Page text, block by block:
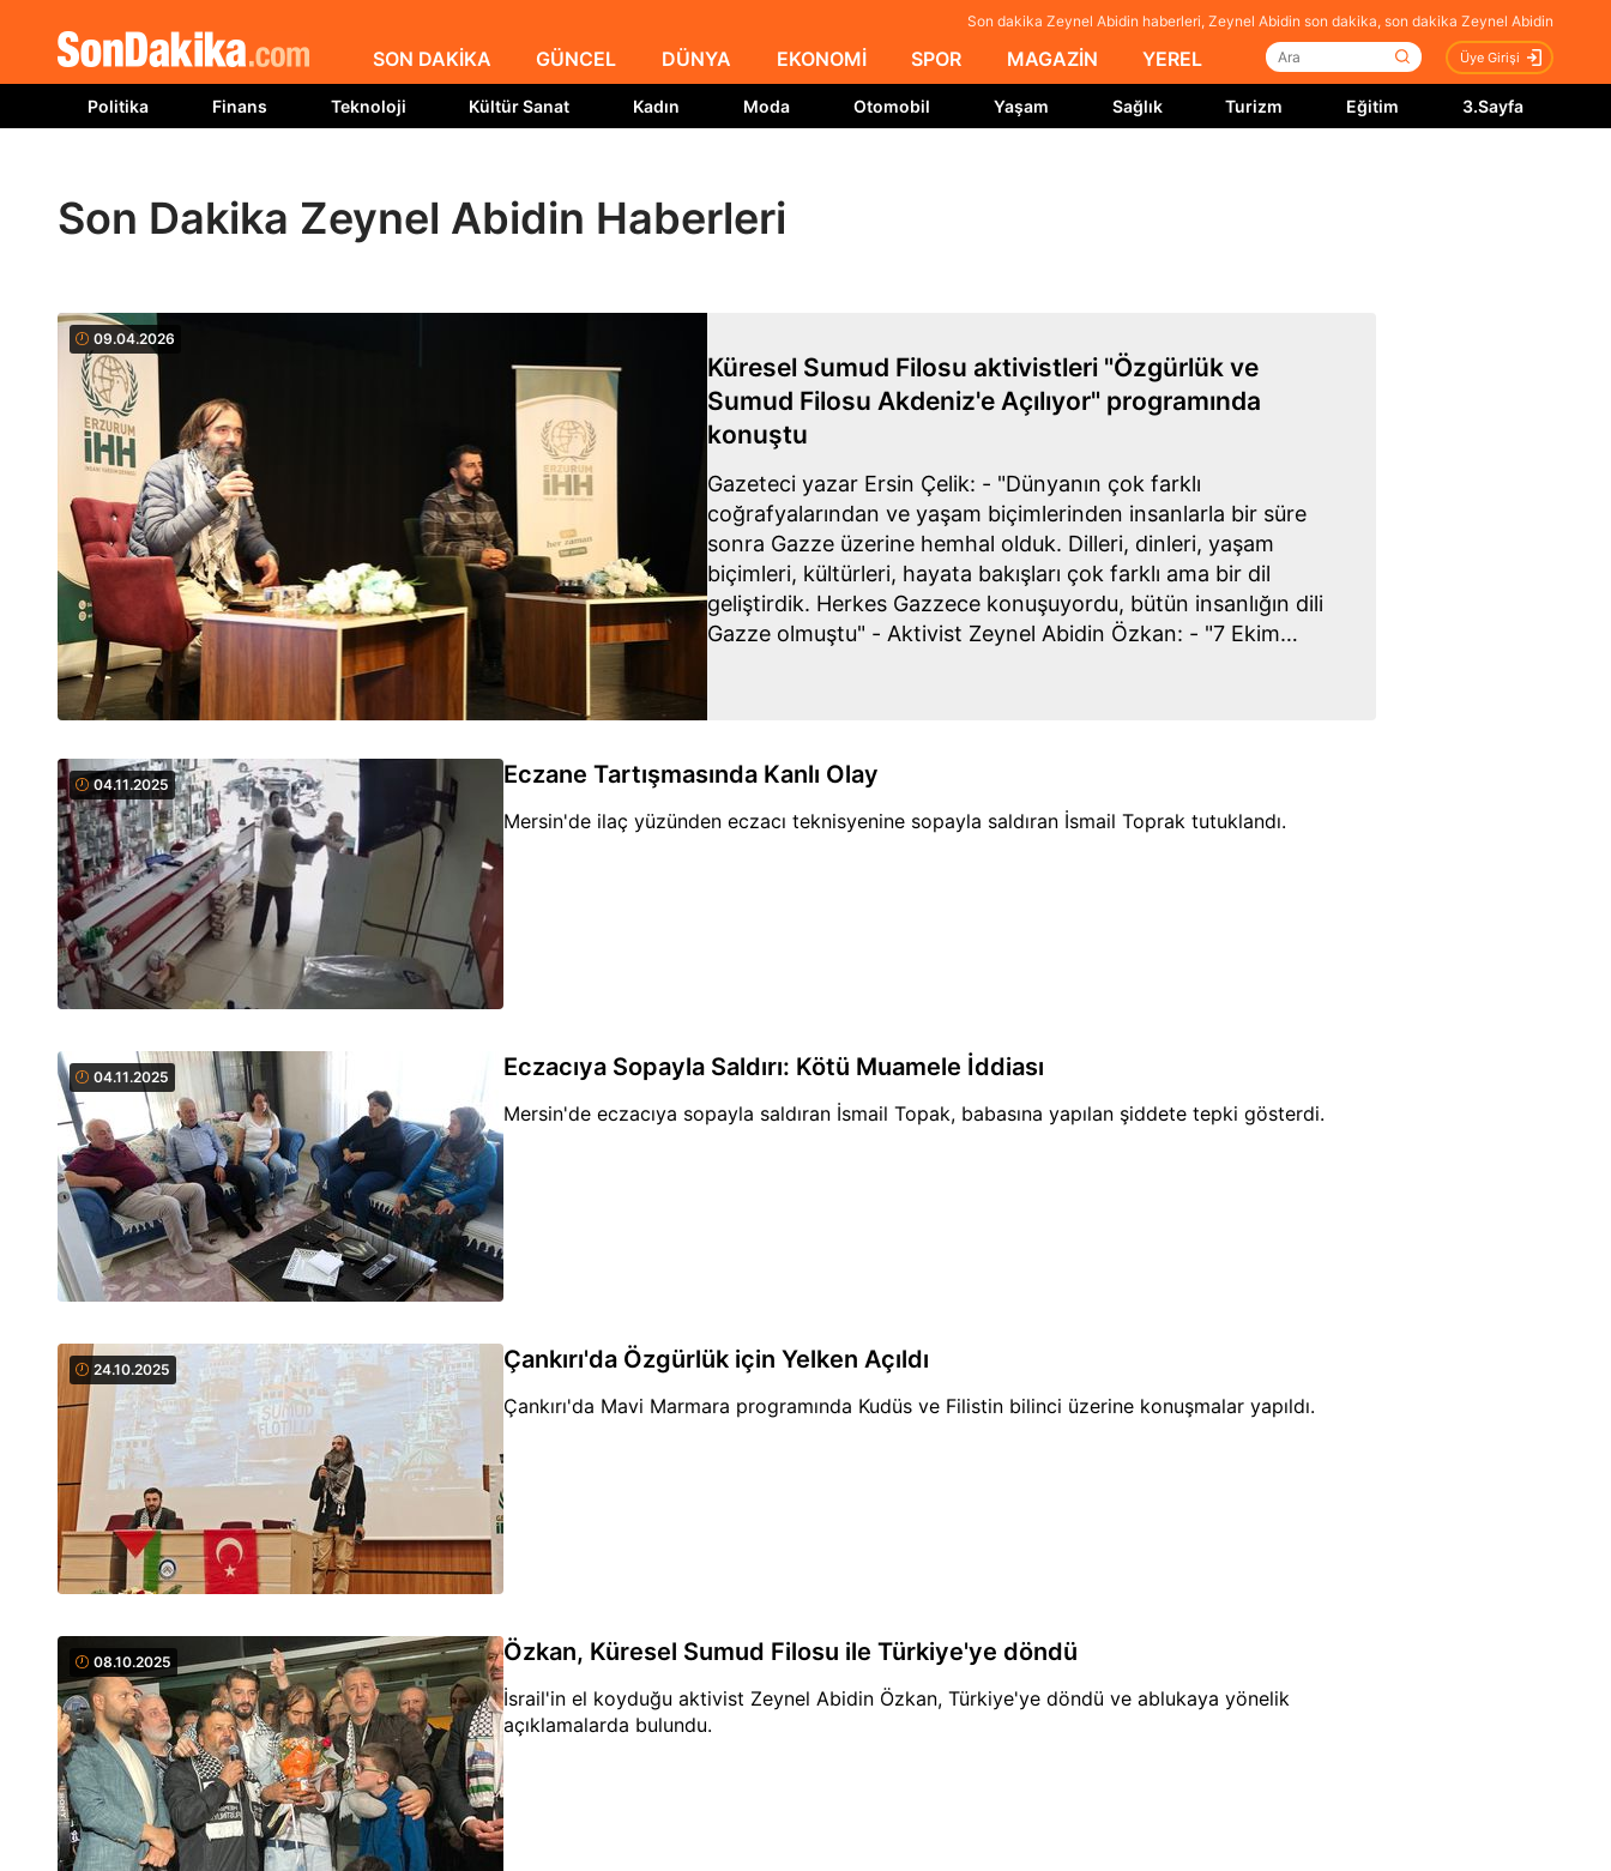
Son dakika Zeynel Abidin haberleri, Zeynel Abidin son dakika, son dakika Zeynel Abidin
SON DAKİKA GÜNCEL DÜNYA EKONOMİ SPOR MAGAZİN YEREL Üye Girişi
Politika Finans Teknoloji Kültür Sanat Kadın Moda Otomobil Yaşam Sağlık Turizm Eğitim 3.Sayfa
Son Dakika Zeynel Abidin Haberleri
09.04.2026
Küresel Sumud Filosu aktivistleri "Özgürlük ve
Sumud Filosu Akdeniz'e Açılıyor" programında
konuştu
Gazeteci yazar Ersin Çelik: - "Dünyanın çok farklı
coğrafyalarından ve yaşam biçimlerinden insanlarla bir süre
sonra Gazze üzerine hemhal olduk. Dilleri, dinleri, yaşam
biçimleri, kültürleri, hayata bakışları çok farklı ama bir dil
geliştirdik. Herkes Gazzece konuşuyordu, bütün insanlığın dili
Gazze olmuştu" - Aktivist Zeynel Abidin Özkan: - "7 Ekim
04.11.2025 Eczane Tartışmasında Kanlı Olay
Mersin'de ilaç yüzünden eczacı teknisyenine sopayla saldıran İsmail Toprak tutuklandı.
04.11.2025 Eczacıya Sopayla Saldırı: Kötü Muamele İddiası
Mersin'de eczacıya sopayla saldıran İsmail Topak, babasına yapılan şiddete tepki gösterdi.
24.10.2025 Çankırı'da Özgürlük için Yelken Açıldı
Çankırı'da Mavi Marmara programında Kudüs ve Filistin bilinci üzerine konuşmalar yapıldı.
08.10.2025 Özkan, Küresel Sumud Filosu ile Türkiye'ye döndü
İsrail'in el koyduğu aktivist Zeynel Abidin Özkan, Türkiye'ye döndü ve ablukaya yönelik
açıklamalarda bulundu.